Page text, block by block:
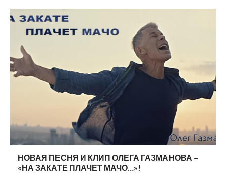
НОВАЯ ПЕСНЯ И КЛИП ОЛЕГА ГАЗМАНОВА –
«НА ЗАКАТЕ ПЛАЧЕТ МАЧО…»!